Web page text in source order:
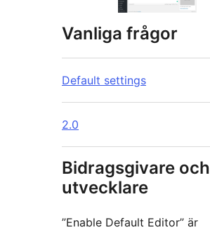
Vanliga frågor
Default settings
2.0
Bidragsgivare och
utvecklare
”Enable Default Editor” är